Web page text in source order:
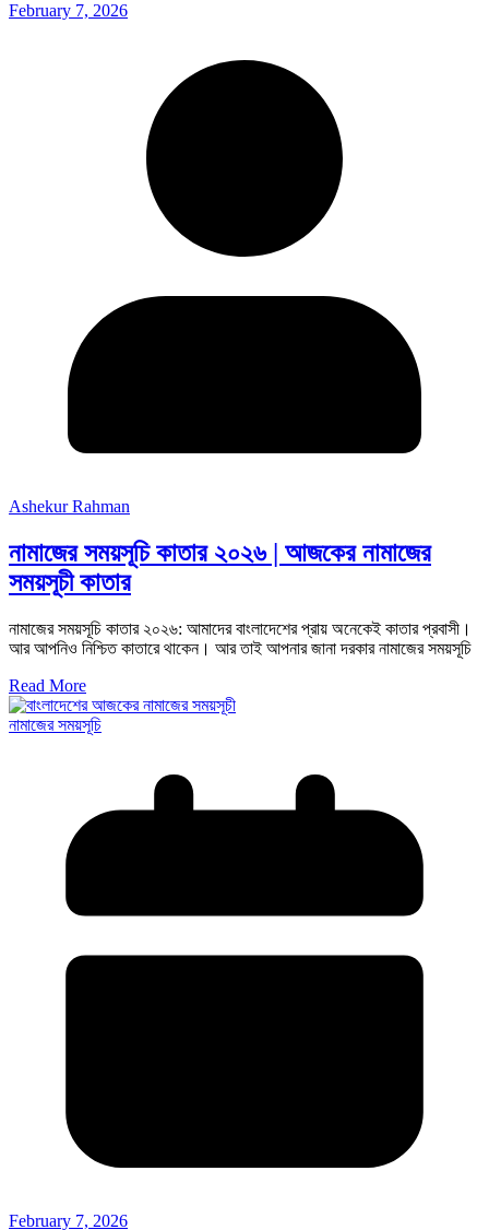
February 7, 2026
Ashekur Rahman
নামাজের সময়সূচি কাতার ২০২৬ | আজকের নামাজের
সময়সূচী কাতার
নামাজের সময়সূচি কাতার ২০২৬: আমাদের বাংলাদেশের প্রায় অনেকেই কাতার প্রবাসী।
আর আপনিও নিশ্চিত কাতারে থাকেন। আর তাই আপনার জানা দরকার নামাজের সময়সূচি
Read More
নামাজের সময়সূচি
February 7, 2026